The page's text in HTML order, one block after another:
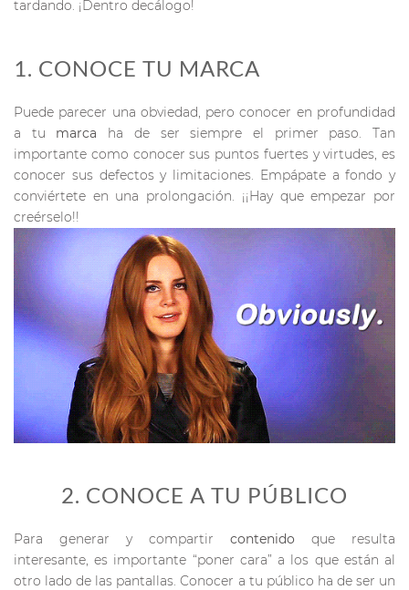
tardando. ¡Dentro decálogo!
1. CONOCE TU MARCA
Puede parecer una obviedad, pero conocer en profundidad
a tu marca ha de ser siempre el primer paso. Tan
importante como conocer sus puntos fuertes y virtudes, es
conocer sus defectos y limitaciones. Empápate a fondo y
conviértete en una prolongación. ¡¡Hay que empezar por
creérselo!!
2. CONOCE A TU PÚBLICO
Para generar y compartir contenido que resulta
interesante, es importante “poner cara” a los que están al
otro lado de las pantallas. Conocer a tu público ha de ser un